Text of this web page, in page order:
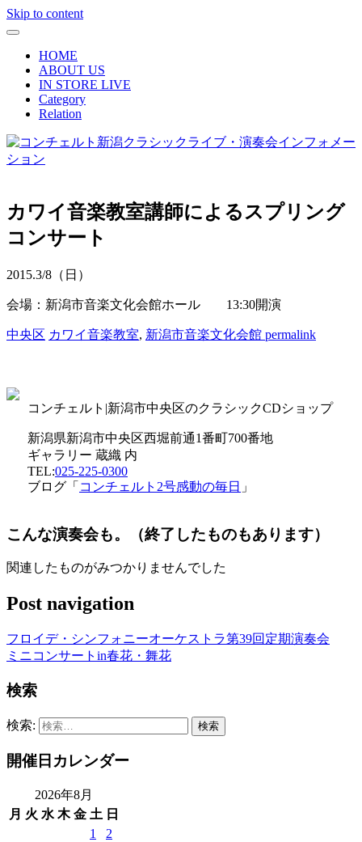
Skip to content
HOME
ABOUT US
IN STORE LIVE
Category
Relation
カワイ音楽教室講師によるスプリング
コンサート
2015.3/8 （日）
会場：新潟市音楽文化会館ホール 13:30開演
中央区 カワイ音楽教室, 新潟市音楽文化会館 permalink
コンチェルト|新潟市中央区のクラシックCDショップ
新潟県新潟市中央区西堀前通1番町700番地
ギャラリー 蔵織 内
TEL:025-225-0300
ブログ「 コンチェルト2号感動の毎日 」
こんな演奏会も。（終了したものもあります）
関連したものがみつかりませんでした
Post navigation
フロイデ・シンフォニーオーケストラ第39回定期演奏会
ミニコンサートin春花・舞花
検索
検索:
開催日カレンダー
2026年8月
月 火 水 木 金 土 日
1
2